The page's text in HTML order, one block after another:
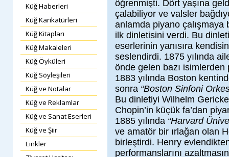
Küğ Haberleri
Küğ Karikatürleri
Küğ Kitapları
Küğ Makaleleri
Küğ Öyküleri
Küğ Söyleşileri
Küğ ve Notalar
Küğ ve Reklamlar
Küğ ve Sanat Eserleri
Küğ ve Şiir
Linkler
öğrenmişti. Dört yaşına
çalabiliyor ve valsler
anlamda piyano çalışmaya
ilk dinletisini verdi. Bu
eserlerinin yanısıra
seslendirdi. 1875 yılında
önde gelen bazı
1883 yılında Boston
sonra “Boston Sinfoni
Bu dinletiyi Wilhelm
Chopin’in küçük fa’dan
1885 yılında “Harvard
ve amatör bir ırlağan olan
birleştirdi. Henry
performanslarını